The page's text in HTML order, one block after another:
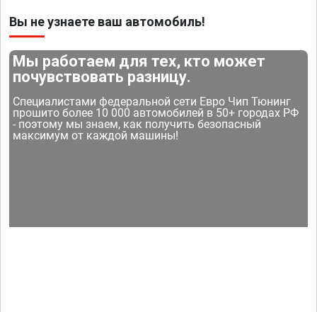
Вы не узнаете ваш автомобиль!
Мы работаем для тех, кто может
почувствовать разницу.
Специалистами федеральной сети Евро Чип Тюнинг
прошито более 10 000 автомобилей в 50+ городах РФ
- поэтому мы знаем, как получить безопасный
максимум от каждой машины!